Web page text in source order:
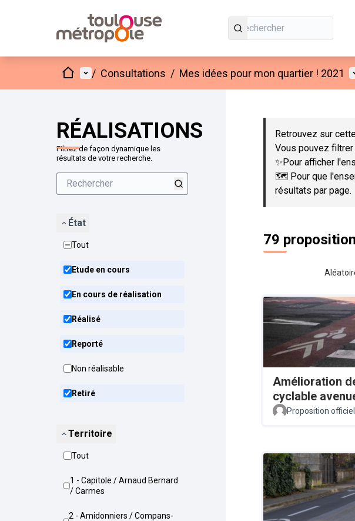
AccueilMenu principal
/ Consultations / Mes idées pour mon quartier ! 2021
RÉALISATIONS
Filtrez de façon dynamique les
résultats de votre recherche.
État
Tout
Etude en cours
En cours de réalisation
Réalisé
Reporté
Non réalisable
Retiré
Territoire
Tout
1 - Capitole / Arnaud Bernard
/ Carmes
2 - Amidonniers / Compans-
Passer la carte
Retrouvez sur
Vous pouvez
✨Pour afficher
🗺️ Pour que
résultats par page.
79
Amélioration
cyclable
Proposition